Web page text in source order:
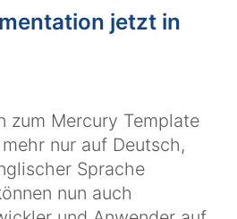
jetzt in
zum Mercury Template
nur auf Deutsch,
Sprache
nun auch